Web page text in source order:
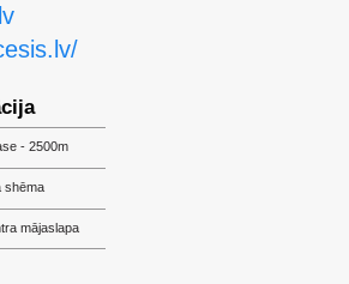
- 2500m
shēma
mājaslapa